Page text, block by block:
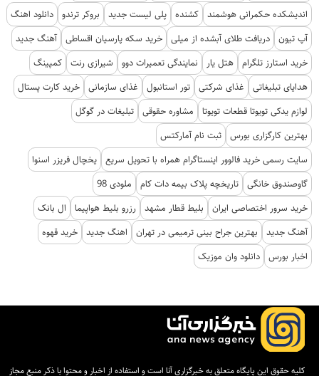
اندیشکده حکمرانی هوشمند کشنده پلی لیست جدید بروکر ترندو دانلود اهنگ
آپ تیون دریافت طلای آبشده از میلی خرید سکه پارسیان اقساطی آهنگ جدید
خرید استارز تلگرام هتل یار نمایندگی تعمیرات دوو شیرازی رنت کمپینگ
هدایای تبلیغاتی
غذای شرکتی تور استانبول غذای سازمانی خرید کارت پستال
لوازم یدکی تویوتا قطعات تویوتا
مشاوره حقوقی تبلیغات در گوگل
بهترین کارگزاری بورس ثبت نام آمارکتس
سایت رسمی خرید فالوور اینستاگرام همراه با تحویل سریع یخچال فریزر اسنوا
گاوصندوق خانگی تاریخچه پلاک بیمه دات کام
ملودی 98
خرید سرور اختصاصی ایران
بلیط قطار مشهد رزرو بلیط هواپیما
ال بانک
آهنگ جدید
بهترین جراح بینی ترمیمی در تهران اهنگ جدید خرید قهوه
اخبار بورس دانلود وان موزیک
کلیه حقوق این پایگاه متعلق به خبرگزاری آنا است و استفاده از اخبار و محتوا با ذکر منبع مجاز